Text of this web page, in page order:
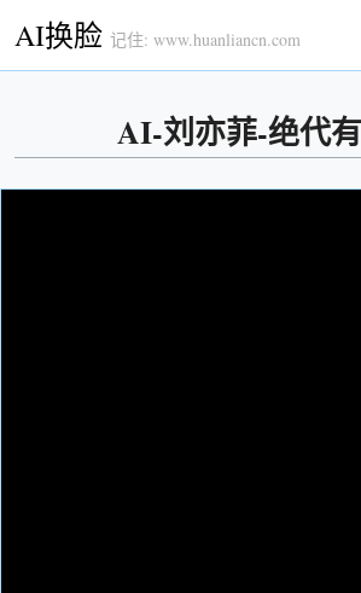
AI换脸 记住: www.huanliancn.com
AI-刘亦菲-绝代